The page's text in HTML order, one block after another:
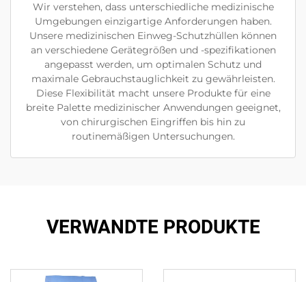
Wir verstehen, dass unterschiedliche medizinische
Umgebungen einzigartige Anforderungen haben.
Unsere medizinischen Einweg-Schutzhüllen können
an verschiedene Gerätegrößen und -spezifikationen
angepasst werden, um optimalen Schutz und
maximale Gebrauchstauglichkeit zu gewährleisten.
Diese Flexibilität macht unsere Produkte für eine
breite Palette medizinischer Anwendungen geeignet,
von chirurgischen Eingriffen bis hin zu
routinemäßigen Untersuchungen.
VERWANDTE PRODUKTE